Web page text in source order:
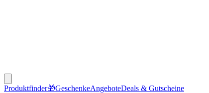
Produktfinder🎁GeschenkeAngeboteDeals & Gutscheine